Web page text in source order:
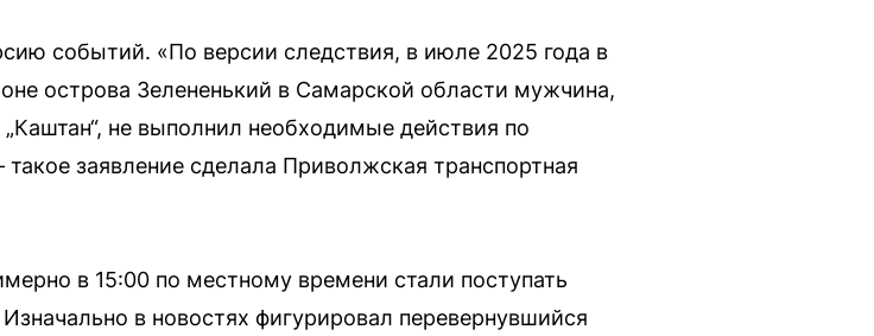
событий. «По версии следствия, в июле 2025 года в
острова Зелененький в Самарской области мужчина,
не выполнил необходимые действия по
заявление сделала Приволжская транспортная
в 15:00 по местному времени стали поступать
в новостях фигурировал перевернувшийся